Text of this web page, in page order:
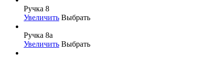
Ручка 8
Увеличить Выбрать
Ручка 8а
Увеличить Выбрать